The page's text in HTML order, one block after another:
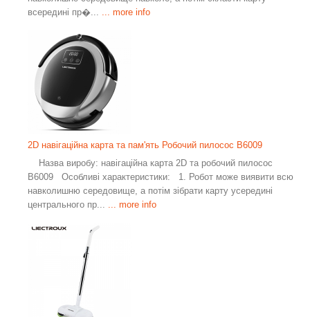
всередині пр�...
... more info
2D навігаційна карта та пам'ять Робочий пилосос B6009
Назва виробу: навігаційна карта 2D та робочий пилосос
B6009 Особливі характеристики: 1. Робот може виявити всю
навколишню середовище, а потім зібрати карту усередині
центрального пр...
... more info